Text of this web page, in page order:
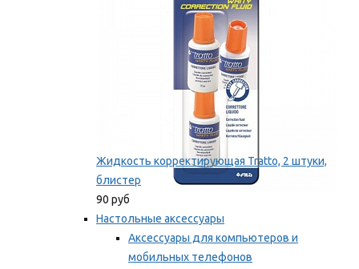
Жидкость корректирующая Tratto, 2 штуки,
блистер
90 руб
Настольные аксессуары
Аксессуары для компьютеров и
мобильных телефонов